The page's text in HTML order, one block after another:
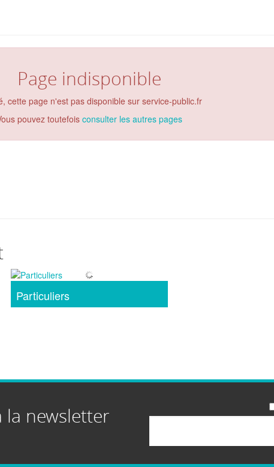
Page indisponible
cette page n'est pas disponible sur service-public.fr
pouvez toutefois consulter les autres pages
Particuliers
la newsletter